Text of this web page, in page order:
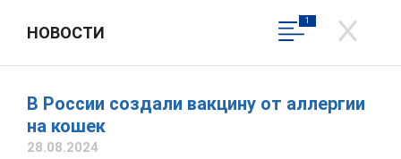
СЛУЖБА ВЕТЕРИНАРИИ
ИВАНОВСКОЙ ОБЛАСТИ
НОВОСТИ
1
В России создали вакцину от аллергии
на кошек
28.08.2024